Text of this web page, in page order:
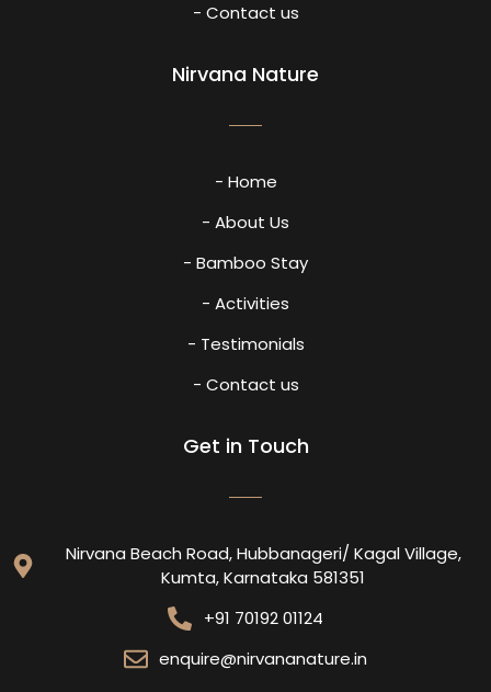
- Contact us
Nirvana Nature
- Home
- About Us
- Bamboo Stay
- Activities
- Testimonials
- Contact us
Get in Touch
Nirvana Beach Road, Hubbanageri/ Kagal Village,
Kumta, Karnataka 581351
+91 70192 01124
enquire@nirvananature.in